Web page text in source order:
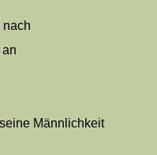
nach
Männlichkeit